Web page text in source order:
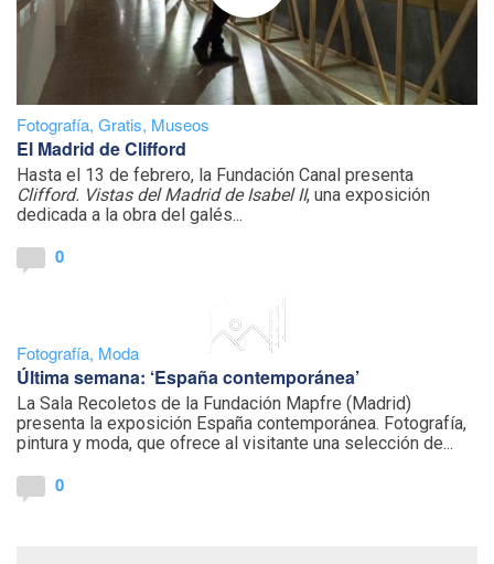
Fotografía, Gratis, Museos
El Madrid de Clifford
Hasta el 13 de febrero, la Fundación Canal presenta
Clifford. Vistas del Madrid de Isabel II, una exposición
dedicada a la obra del galés...
0
Fotografía, Moda
Última semana: ‘España contemporánea’
La Sala Recoletos de la Fundación Mapfre (Madrid)
presenta la exposición España contemporánea. Fotografía,
pintura y moda, que ofrece al visitante una selección de...
0